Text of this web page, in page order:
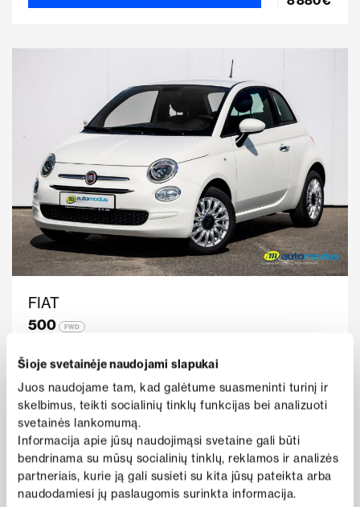
Šioje svetainėje naudojami slapukai
Juos naudojame tam, kad galėtume suasmeninti turinį ir
skelbimus, teikti socialinių tinklų funkcijas bei analizuoti
svetainės lankomumą.
Informacija apie jūsų naudojimąsi svetaine gali būti
bendrinama su mūsų socialinių tinklų, reklamos ir analizės
partneriais, kurie ją gali susieti su kita jūsų pateikta arba
naudodamiesi jų paslaugomis surinkta informacija.
FIAT
500
FWD
Benzinas Mechaninė
Peržiūrėti pasiūlymą
nuo138 €
i
13 950 €